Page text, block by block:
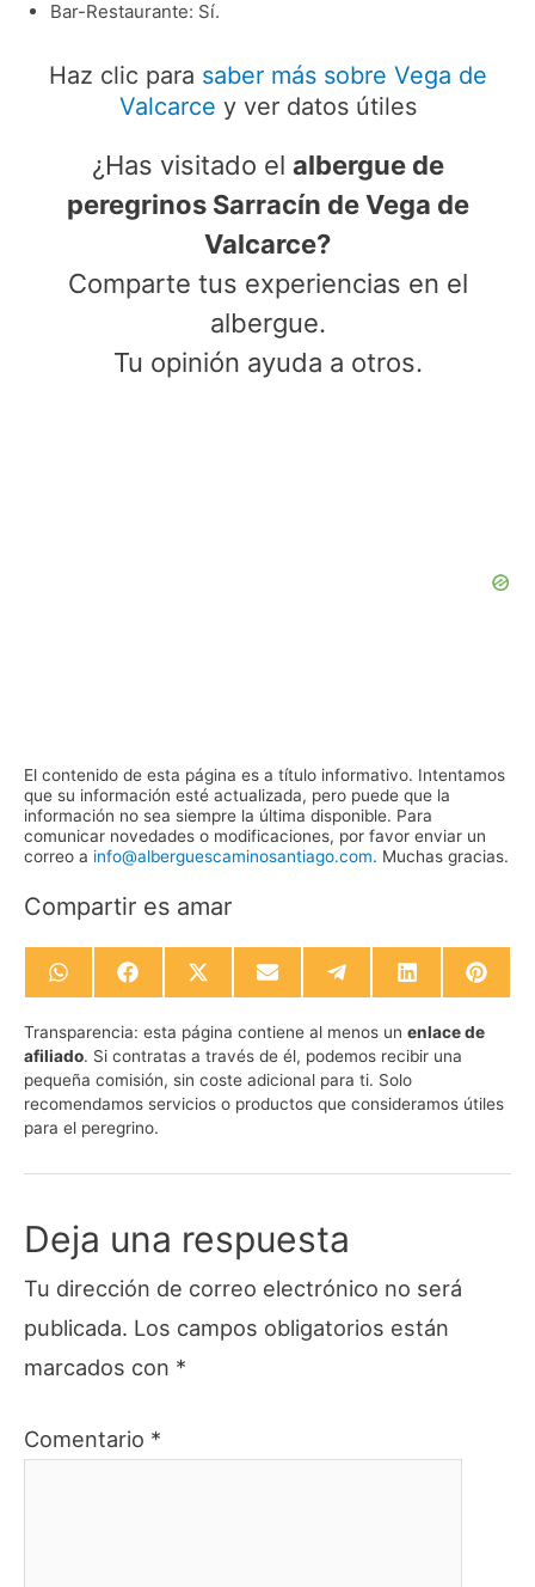
Bar-Restaurante: Sí.
Haz clic para saber más sobre Vega de
Valcarce y ver datos útiles
¿Has visitado el albergue de
peregrinos Sarracín de Vega de
Valcarce?
Comparte tus experiencias en el
albergue.
Tu opinión ayuda a otros.
El contenido de esta página es a título informativo. Intentamos
que su información esté actualizada, pero puede que la
información no sea siempre la última disponible. Para
comunicar novedades o modificaciones, por favor enviar un
correo a info@alberguescaminosantiago.com. Muchas gracias.
Compartir es amar
Compartir
en
WhatsApp
Compartir
en
Facebook
Compartir
en
X
(Twitter)
Compartir
en
Email
Compartir
en
Telegram
Compartir
en
LinkedIn
en
Transparencia: esta página contiene al menos un enlace de
afiliado. Si contratas a través de él, podemos recibir una
pequeña comisión, sin coste adicional para ti. Solo
recomendamos servicios o productos que consideramos útiles
para el peregrino.
Deja una respuesta
Tu dirección de correo electrónico no será
publicada. Los campos obligatorios están
marcados con *
Comentario *